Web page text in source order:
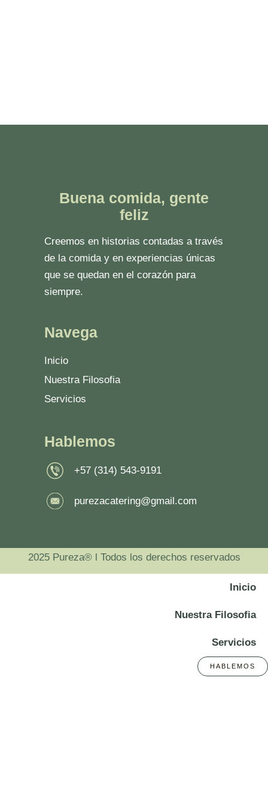
Buena comida, gente
feliz
Creemos en historias contadas a través
de la comida y en experiencias únicas
que se quedan en el corazón para
siempre.
Navega
Inicio
Nuestra Filosofia
Servicios
Hablemos
+57 (314) 543-9191
purezacatering@gmail.com
2025 Pureza® l Todos los derechos reservados
Inicio
Nuestra Filosofia
Servicios
HABLEMOS